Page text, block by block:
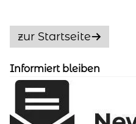
zur Startseite
Informiert bleiben